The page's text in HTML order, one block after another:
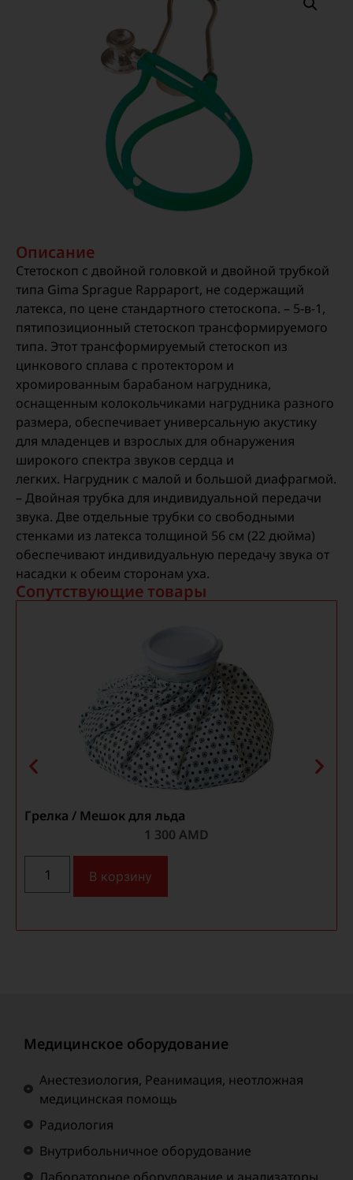
Описание
Стетоскоп с двойной головкой и двойной трубкой
типа Gima Sprague Rappaport, не содержащий
латекса, по цене стандартного стетоскопа. – 5-в-1,
пятипозиционный стетоскоп трансформируемого
типа. Этот трансформируемый стетоскоп из
цинкового сплава с протектором и
хромированным барабаном нагрудника,
оснащенным колокольчиками нагрудника разного
размера, обеспечивает универсальную акустику
для младенцев и взрослых для обнаружения
широкого спектра звуков сердца и
легких. Нагрудник с малой и большой диафрагмой.
– Двойная трубка для индивидуальной передачи
звука. Две отдельные трубки со свободными
стенками из латекса толщиной 56 см (22 дюйма)
обеспечивают индивидуальную передачу звука от
насадки к обеим сторонам уха.
Сопутствующие товары
Грелка / Мешок для льда
1 300 AMD
В корзину
Медицинское оборудование
Анестезиология, Реанимация, неотложная
медицинская помощь
Радиология
Внутрибольничное оборудование